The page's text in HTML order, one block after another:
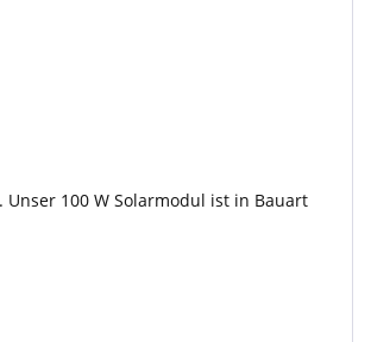
100 W Solarmodul ist in Bauart